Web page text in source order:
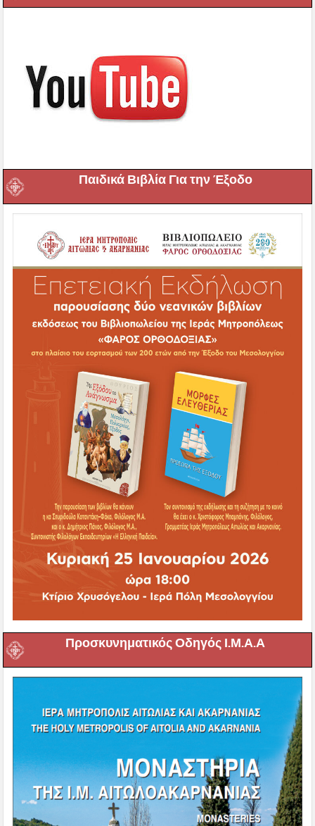
Παιδικά Βιβλία Για την Έξοδο
Προσκυνηματικός Οδηγός Ι.Μ.Α.Α